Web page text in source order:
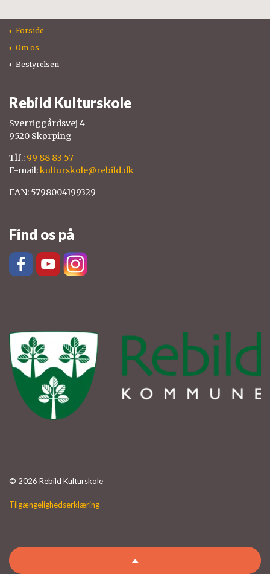
Forside
Om os
Bestyrelsen
Rebild Kulturskole
Sverriggårdsvej 4
9520 Skørping
Tlf.: 99 88 83 57
E-mail:kulturskole@rebild.dk
EAN: 5798004199329
Find os på
© 2026 Rebild Kulturskole
Tilgængelighedserklæring